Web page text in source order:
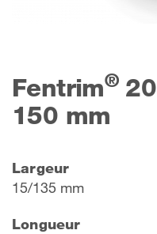
Fentrim®20
150 mm
Largeur
15/135 mm
Longueur